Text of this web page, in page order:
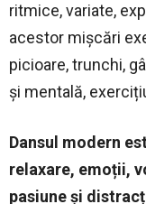
ritmice, variate,
acestor mișcări
picioare, trunchi,
și mentală,
Dansul modern
relaxare, emoții,
pasiune și